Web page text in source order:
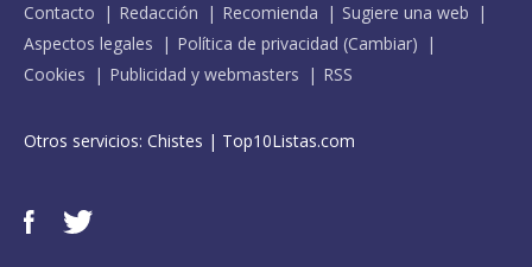
Contacto Redacción Recomienda
Sugiere una web
Aspectos legales
Política de privacidad (Cambiar)
Cookies
Publicidad y webmasters RSS
Otros servicios: Chistes | Top10Listas.com